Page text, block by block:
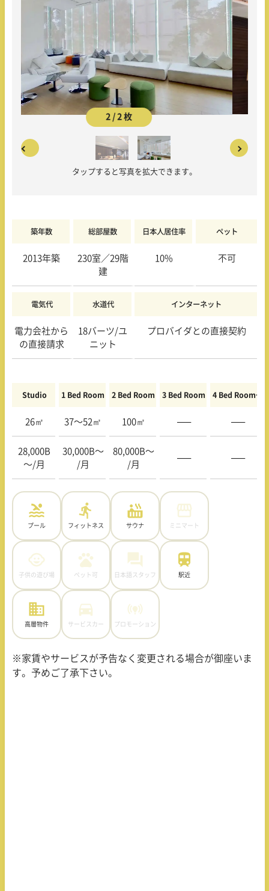
2 / 2 枚
タップすると写真を拡大できます。
築年数 総部屋数 日本人居住率 ペット
2013年築
230室／29階
建
10% 不可
電気代 水道代 インターネット
電力会社から
の直接請求
18バーツ/ユ
ニット
プロバイダとの直接契約
Studio 1 Bed Room 2 Bed Room 3 Bed Room 4 Bed Room〜
26㎡ 37〜52㎡ 100㎡ —– —–
28,000B
〜/月
30,000B〜
/月
80,000B〜
/月
—– —–
プール フィットネス サウナ ミニマート
子供の遊び場 ペット可 日本語スタッフ 駅近
高層物件 サービスカー プロモーション
※家賃やサービスが予告なく変更される場合が御座いま
す。予めご了承下さい。